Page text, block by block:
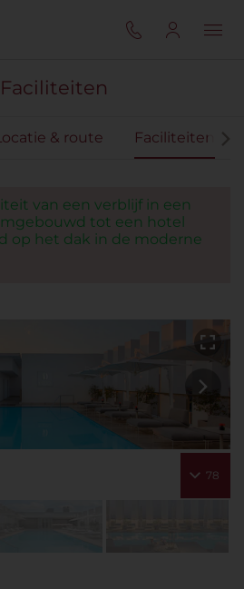
Faciliteiten
& route Faciliteiten
van een verblijf in een
tot een hotel
op het dak in de moderne
78